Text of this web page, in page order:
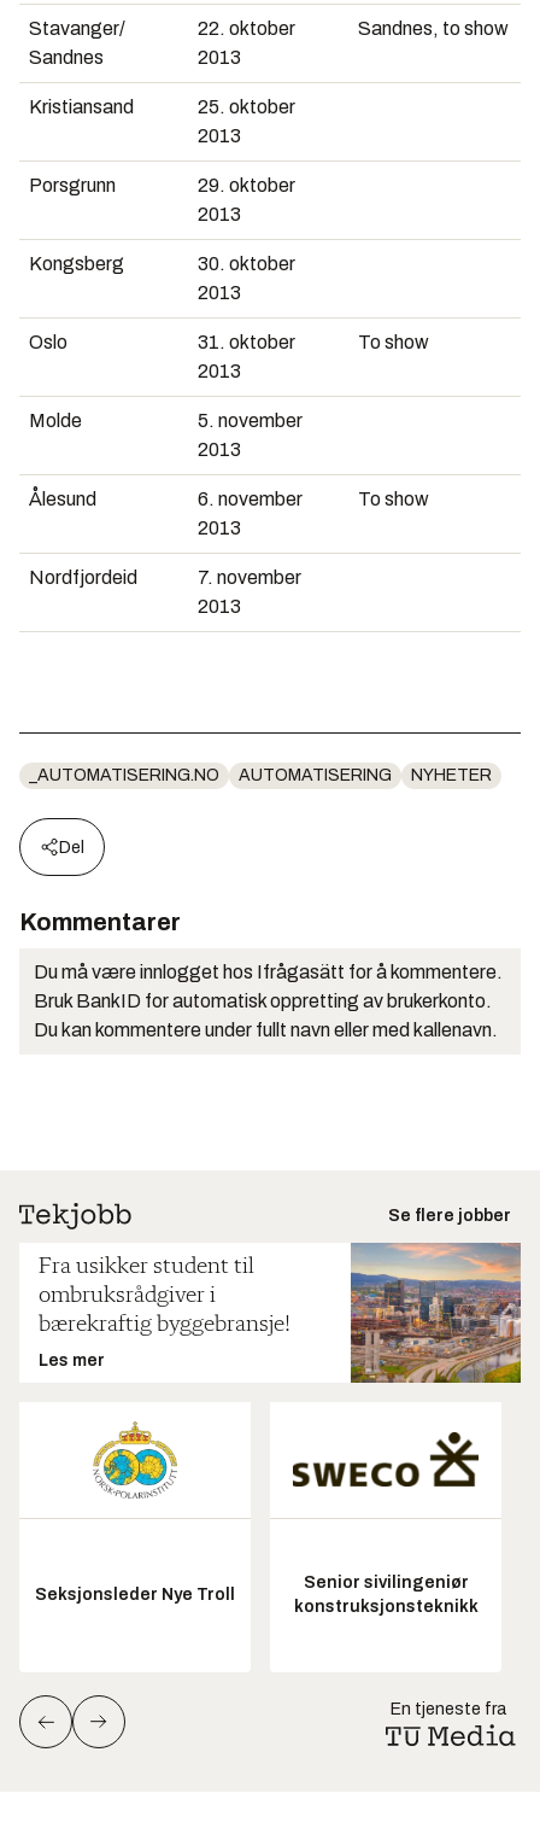
Stavanger/
Sandnes
22. oktober
2013
Sandnes, to show
Kristiansand
25. oktober
2013
Porsgrunn
29. oktober
2013
Kongsberg
30. oktober
2013
Oslo
31. oktober
2013
To show
Molde
5. november
2013
Ålesund
6. november
2013
To show
Nordfjordeid
7. november
2013
_AUTOMATISERING.NO AUTOMATISERING NYHETER
Del
Kommentarer
Du må være innlogget hos Ifrågasätt for å kommentere.
Bruk BankID for automatisk oppretting av brukerkonto.
Du kan kommentere under fullt navn eller med kallenavn.
Se flere jobber
Fra usikker student til
ombruksrådgiver i
bærekraftig byggebransje!
Les mer
Seksjonsleder Nye Troll
Senior sivilingeniør
konstruksjonsteknikk
En tjeneste fra